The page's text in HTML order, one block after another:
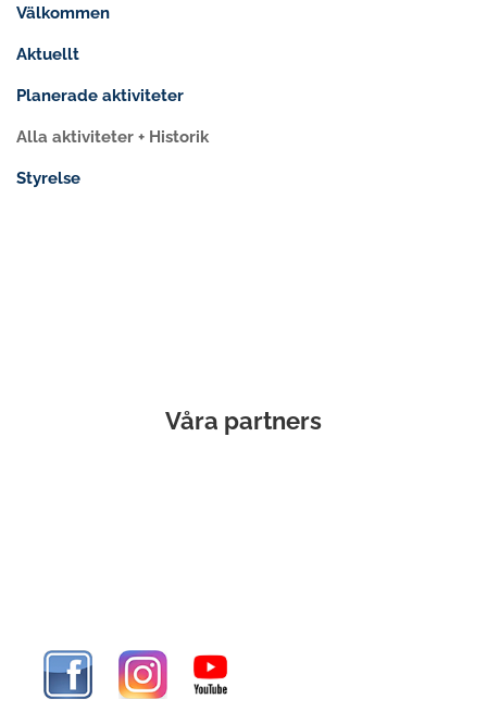
Välkommen
Aktuellt
Planerade aktiviteter
Alla aktiviteter + Historik
Styrelse
Våra partners